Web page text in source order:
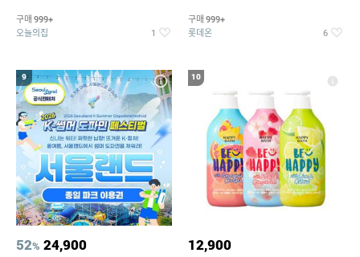
구매 999+
오늘의집 1
구매 999+
롯데온 6
9
52% 24,900
10
12,900